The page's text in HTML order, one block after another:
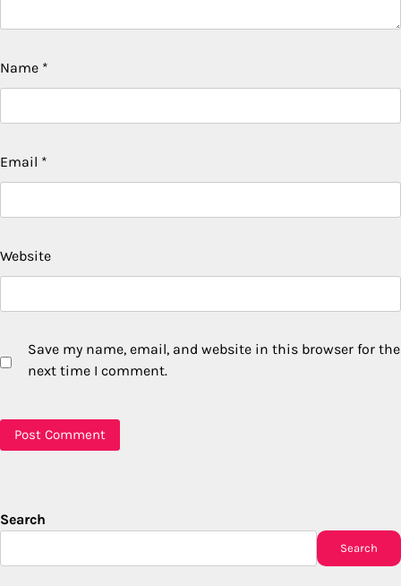
Name *
Email *
Website
Save my name, email, and website in this browser for the
next time I comment.
Search
Search